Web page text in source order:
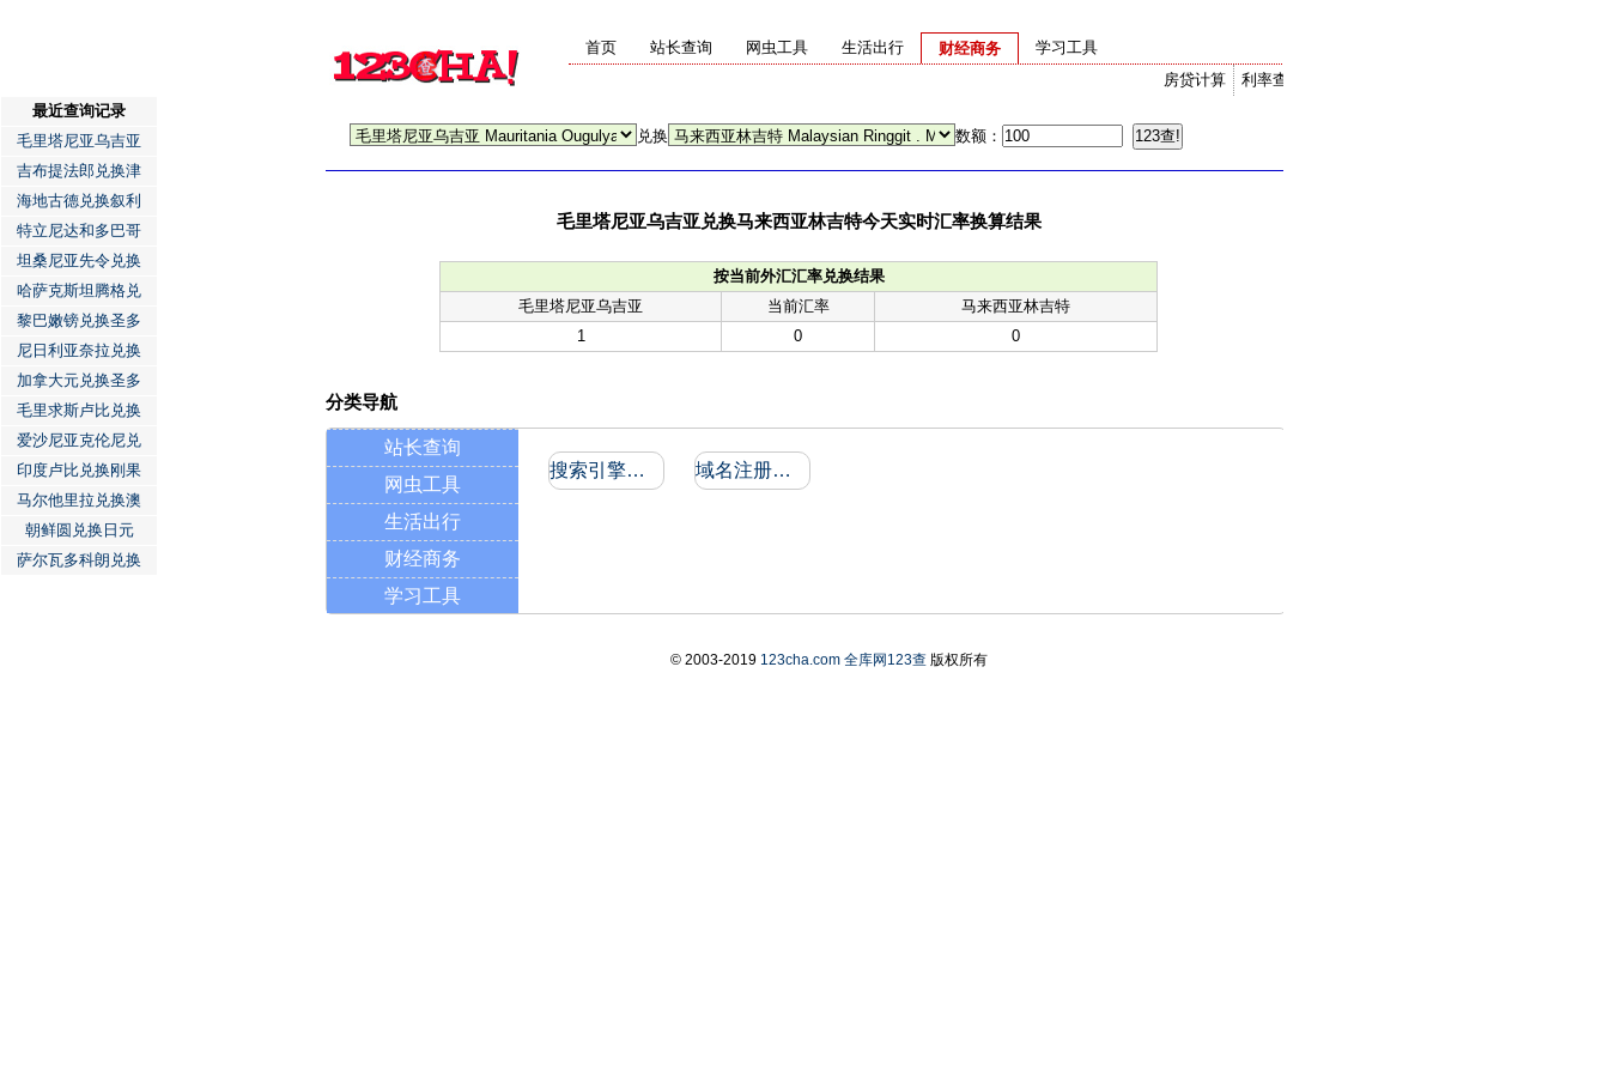
首页 站长查询 网虫工具 生活出行
财经商务
利率查询
房贷计算
学习工具
兑换 数额：
毛里塔尼亚乌吉亚兑换马来西亚林吉特今天实时汇率换算结果
按当前外汇汇率兑换结果
毛里塔尼亚乌吉亚
当前汇率
马来西亚林吉特
1
0 0
最近查询记录
毛里塔尼亚乌吉亚
吉布提法郎兑换津
海地古德兑换叙利
特立尼达和多巴哥
坦桑尼亚先令兑换
哈萨克斯坦腾格兑
黎巴嫩镑兑换圣多
尼日利亚奈拉兑换
加拿大元兑换圣多
毛里求斯卢比兑换
爱沙尼亚克伦尼兑
印度卢比兑换刚果
马尔他里拉兑换澳
朝鲜圆兑换日元
萨尔瓦多科朗兑换
分类导航
站长查询
网虫工具
生活出行
财经商务
学习工具
搜索引擎收录和反向链接 域名注册信息
© 2003-2019 123cha.com 全库网123查版权所有